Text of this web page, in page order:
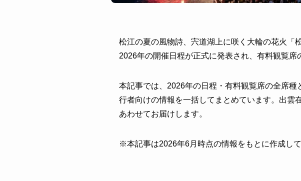
松江の夏の風物詩、宍道湖上に咲く大輪の花火「
2026年の開催日程が正式に発表され、有料観覧席
本記事では、2026年の日程・有料観覧席の全席
行者向けの情報を一括してまとめています。出雲
あわせてお届けします。
※本記事は2026年6月時点の情報をもとに作成し